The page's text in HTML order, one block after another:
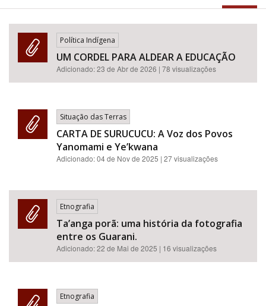
Subtema
Área de Levantamento
Área Protegida
BUSCAR
Política Indígena
UM CORDEL PARA ALDEAR A EDUCAÇÃO
Adicionado:23 de Abr de 2026 | 78 visualizações
Situação das Terras
CARTA DE SURUCUCU: A Voz dos Povos
Yanomami e Ye’kwana
Adicionado:04 de Nov de 2025 | 27 visualizações
Etnografia
Ta’anga porã: uma história da fotografia
entre os Guarani.
Adicionado:22 de Mai de 2025 | 16 visualizações
Etnografia